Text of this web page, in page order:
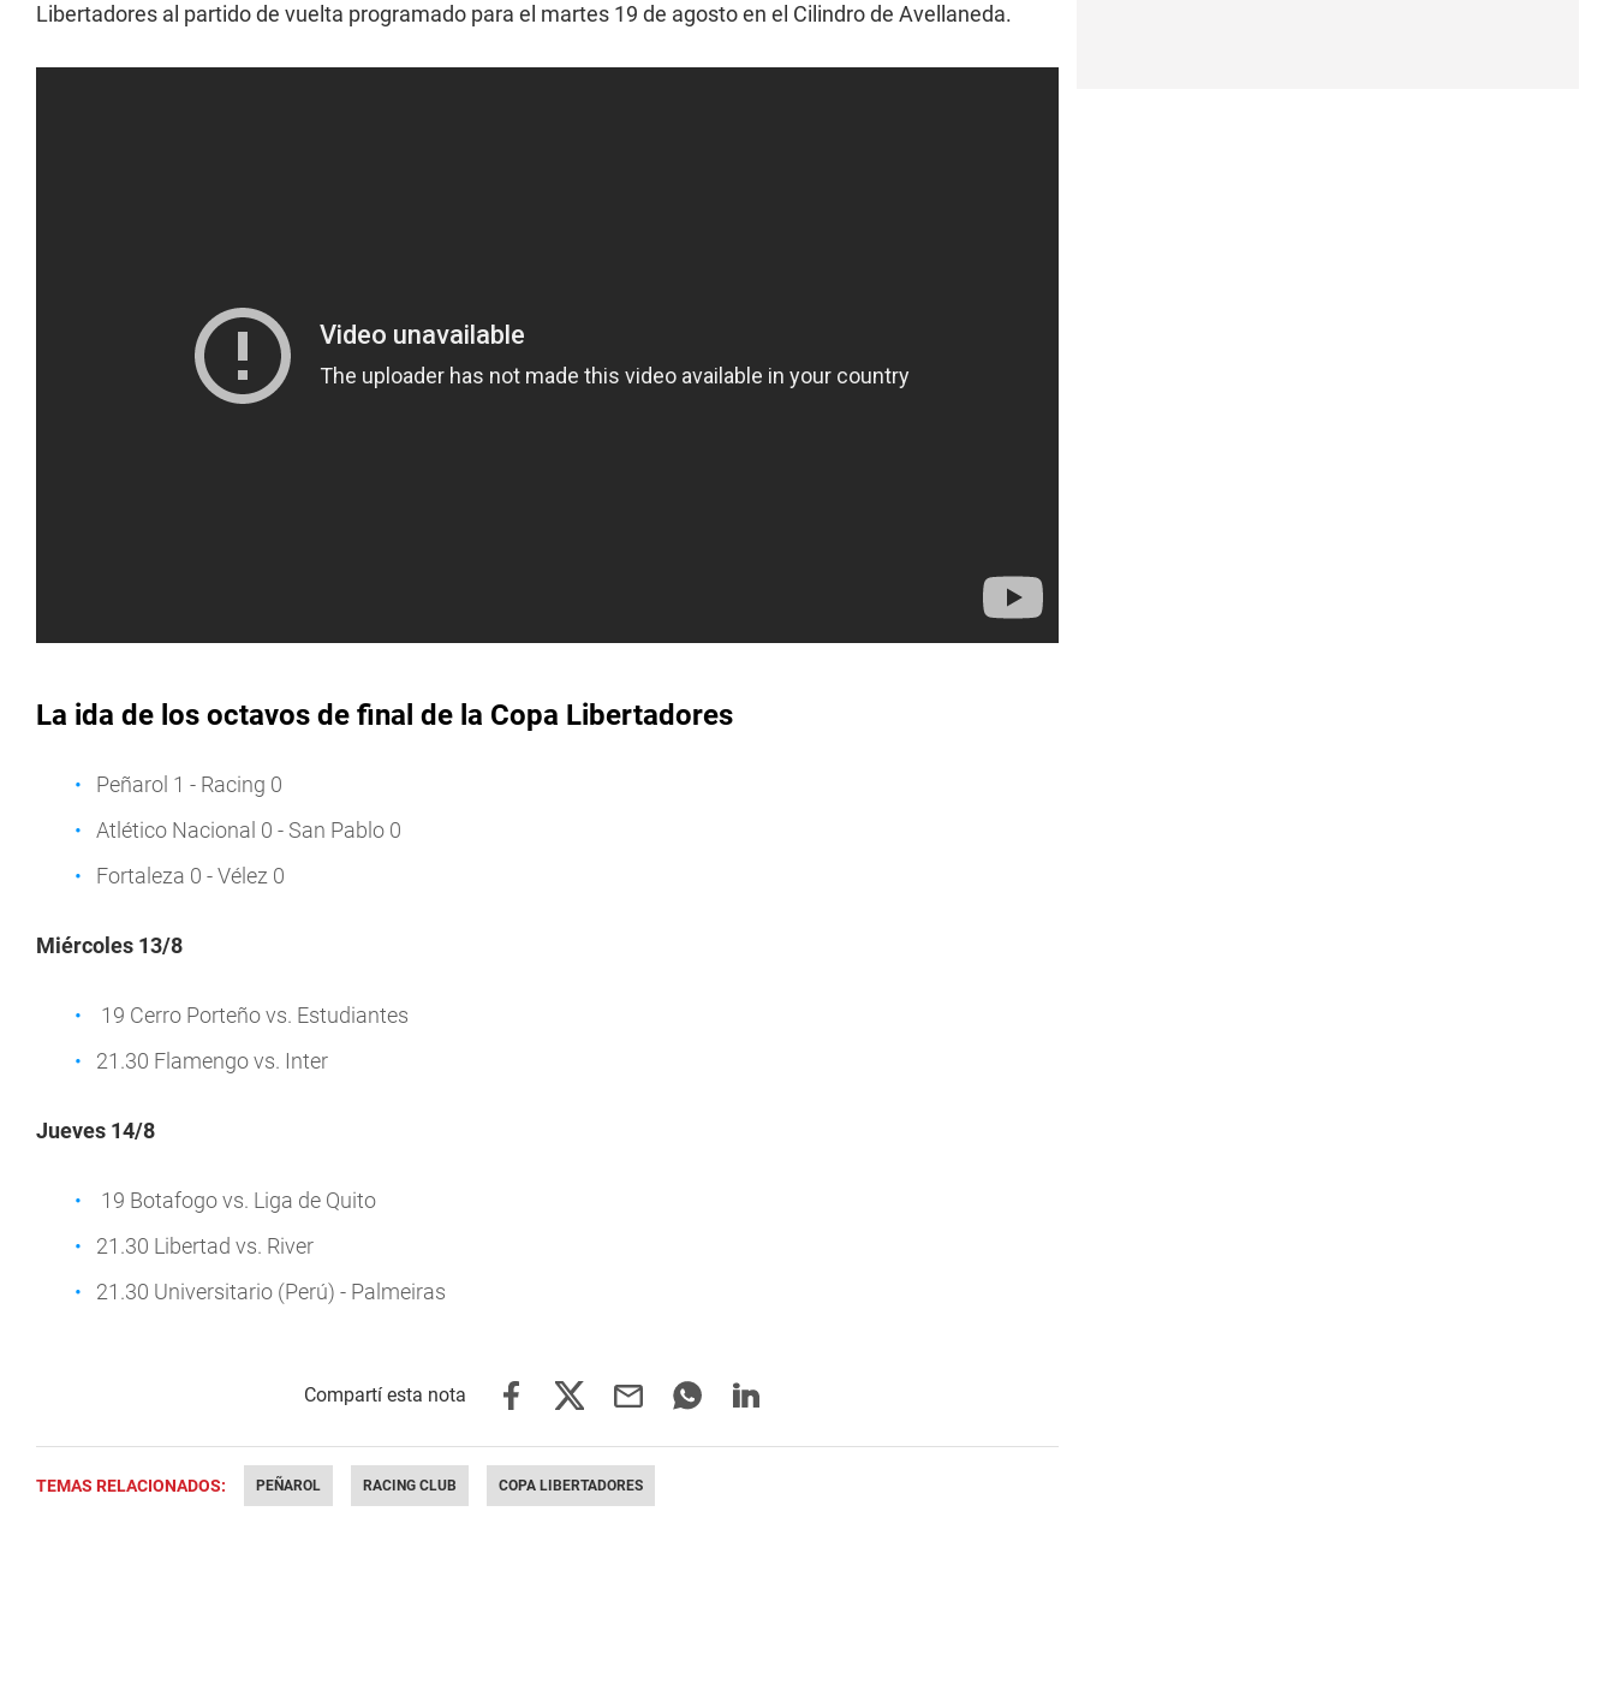
Libertadores al partido de vuelta programado para el martes 19 de agosto en el Cilindro de Avellaneda.
La ida de los octavos de final de la Copa Libertadores
Peñarol 1 - Racing 0
Atlético Nacional 0 - San Pablo 0
Fortaleza 0 - Vélez 0
Miércoles 13/8
19 Cerro Porteño vs. Estudiantes
21.30 Flamengo vs. Inter
Jueves 14/8
19 Botafogo vs. Liga de Quito
21.30 Libertad vs. River
21.30 Universitario (Perú) - Palmeiras
TEMAS RELACIONADOS: PEÑAROL RACING CLUB COPA LIBERTADORES